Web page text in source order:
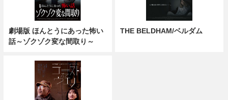
劇場版 ほんとうにあった怖い
話～ゾクゾク変な間取り～
THE BELDHAM/ベルダム